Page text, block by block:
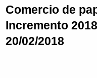
Comercio de
Incremento
20/02/2018